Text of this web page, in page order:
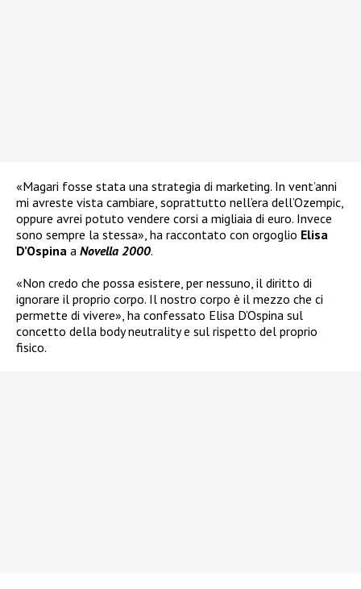
«Magari fosse stata una strategia di marketing. In vent’anni
mi avreste vista cambiare, soprattutto nell’era dell’Ozempic,
oppure avrei potuto vendere corsi a migliaia di euro. Invece
sono sempre la stessa», ha raccontato con orgoglio Elisa
D’Ospina a Novella 2000.
«Non credo che possa esistere, per nessuno, il diritto di
ignorare il proprio corpo. Il nostro corpo è il mezzo che ci
permette di vivere», ha confessato Elisa D’Ospina sul
concetto della body neutrality e sul rispetto del proprio
fisico.